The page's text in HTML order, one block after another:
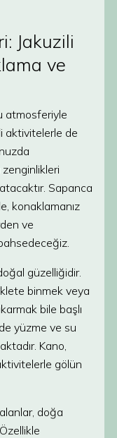
Jakuzili
ve
atmosferiyle
aktivitelerle de
Sapanca
konaklamanız
ve
güzelliğidir.
binmek veya
bile başlı
yüzme ve su
Kano,
gölün
doğa